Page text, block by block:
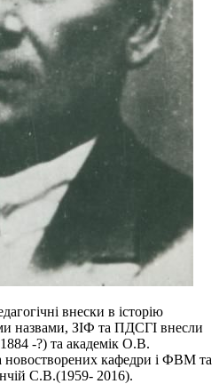
внески в історію
назвами, ЗІФ та ПДСГІ внесли
-?) та академік О.В.
кафедри і ФВМ та
С.В.(1959- 2016).